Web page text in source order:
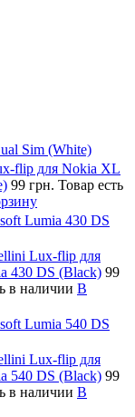
Sim (White)
flip для Nokia XL
99 грн. Товар есть
Lumia 430 DS
Lux-flip для
430 DS (Black) 99
в наличии В
Lumia 540 DS
Lux-flip для
540 DS (Black) 99
в наличии В